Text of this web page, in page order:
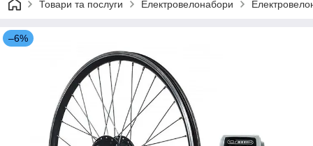
Товари та послуги Електровелонабори
–6%